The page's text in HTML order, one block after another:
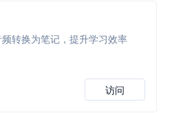
转换为笔记，提升学习效率
访问